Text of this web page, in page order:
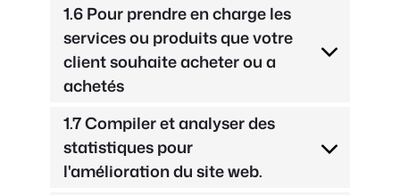
1.6 Pour prendre en charge les
services ou produits que votre
client souhaite acheter ou a
achetés
1.7 Compiler et analyser des
statistiques pour
l'amélioration du site web.